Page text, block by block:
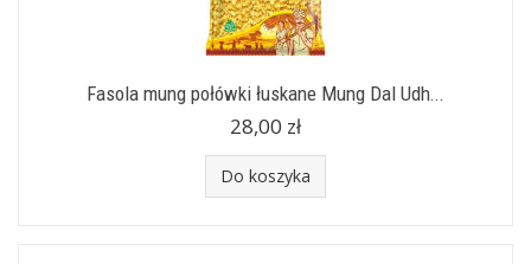
Fasola mung połówki łuskane Mung Dal Udh...
28,00 zł
Do koszyka